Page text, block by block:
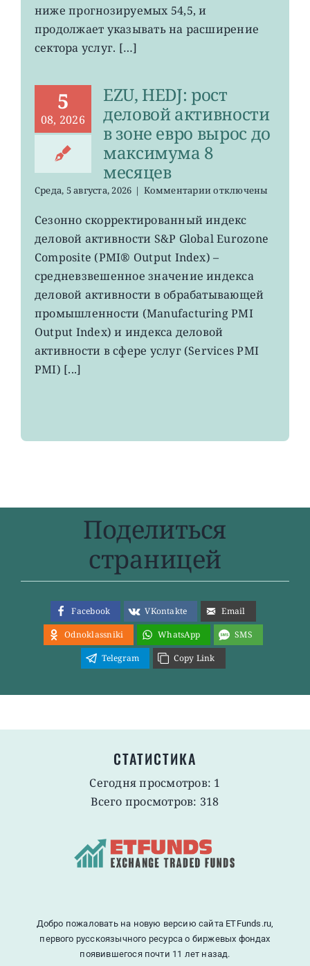
США
ниже прогнозируемых 54,5, и
продолжает указывать на расширение
сектора услуг. […]
5
08, 2026
EZU, HEDJ: рост
деловой активности
в зоне евро вырос до
максимума 8
месяцев
Среда, 5 августа, 2026 | Комментариик
EZU,
HEDJ:
рост
деловой
в
зоне
евро
вырос
до
максимума
отключены
Сезонно скорректированный индекс
деловой активности S&P Global Eurozone
Composite (PMI® Output Index) –
средневзвешенное значение индекса
деловой активности в обрабатывающей
промышленности (Manufacturing PMI
Output Index) и индекса деловой
активности в сфере услуг (Services PMI
PMI) [...]
Поделиться
страницей
Facebook VKontakte
Email
Odnoklassniki
WhatsApp
SMS
Telegram
Copy Link
СТАТИСТИКА
Сегодня просмотров: 1
Всего просмотров: 318
Добро пожаловать на новую версию сайта ETFunds.ru,
первого русскоязычного ресурса о биржевых фондах
появившегося почти 11 лет назад.